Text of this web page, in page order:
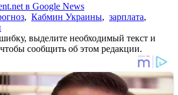
в Google News
, Кабмин Украины, зарплата,
выделите необходимый текст и
сообщить об этом редакции.